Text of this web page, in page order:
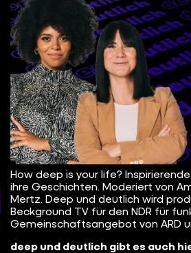
How deep is your life?
ihre Geschichten. Moderiert von
Mertz. Deep und deutlich wird
Beckground TV für den NDR für
Gemeinschaftsangebot von ARD
deep und deutlich gibt es auch